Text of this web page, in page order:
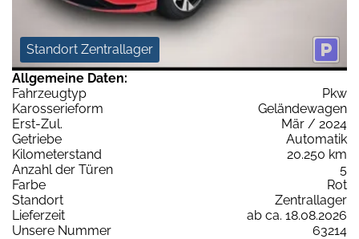
Standort Zentrallager
Allgemeine Daten:
Fahrzeugtyp
Pkw
Karosserieform
Geländewagen
Erst-Zul.
Mär / 2024
Getriebe
Automatik
Kilometerstand
20.250 km
Anzahl der Türen
5
Farbe
Rot
Standort
Zentrallager
Lieferzeit
ab ca. 18.08.2026
Unsere Nummer
63214